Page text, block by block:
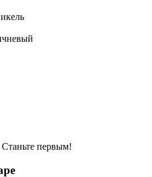
Станьте первым!